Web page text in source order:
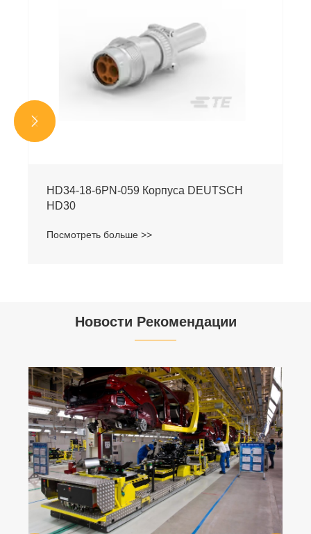
HD34-18-6PN-059 Корпуса DEUTSCH
HD30
Посмотреть больше >>


Новости Рекомендации